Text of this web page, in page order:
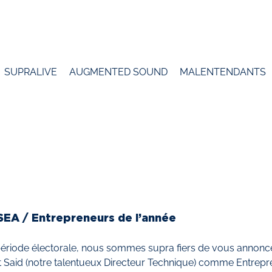
SUPRALIVE AUGMENTED SOUND MALENTENDANTS
/ Entrepreneurs de l’année
électorale, nous sommes supra fiers de vous
Said (notre talentueux Directeur Technique) comme